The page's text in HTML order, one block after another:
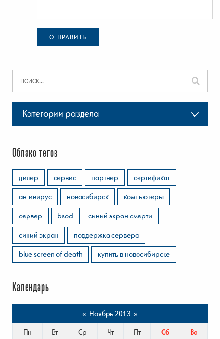
ОТПРАВИТЬ
Категории раздела
Облако тегов
дилер сервис партнер
сертификат
антивирус
новосибирск
компьютеры
сервер
bsod
синий экран смерти
синий экран
поддержка сервера
blue screen of death
купить в новосибирске
Календарь
« Ноябрь 2013 »
Пн
Вт Ср Чт Пт Сб Вс